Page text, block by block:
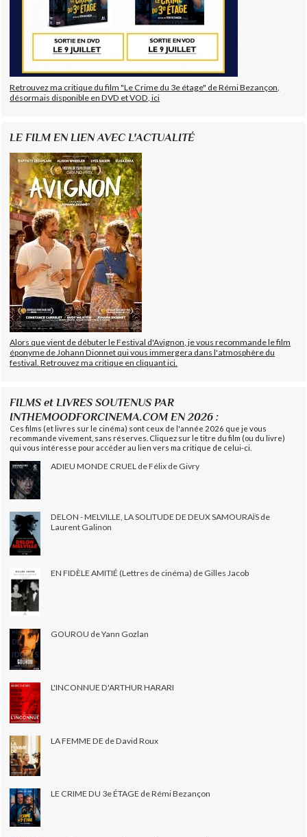
Retrouvez ma critique du film "Le Crime du 3e étage" de Rémi Bezançon,
désormais disponible en DVD et VOD, ici
LE FILM EN LIEN AVEC L'ACTUALITÉ
Alors que vient de débuter le Festival d'Avignon, je vous recommande le film
éponyme de Johann Dionnet qui vous immergera dans l'atmosphère du
festival. Retrouvez ma critique en cliquant ici.
FILMS et LIVRES SOUTENUS PAR
INTHEMOODFORCINEMA.COM EN 2026 :
Ces films (et livres sur le cinéma) sont ceux de l'année 2026 que je vous
recommande vivement, sans réserves. Cliquez sur le titre du film (ou du livre)
qui vous intéresse pour accéder au lien vers ma critique de celui-ci.
ADIEU MONDE CRUEL de Félix de Givry
DELON - MELVILLE, LA SOLITUDE DE DEUX SAMOURAÏS de
Laurent Galinon
EN FIDÈLE AMITIÉ (Lettres de cinéma) de Gilles Jacob
GOUROU de Yann Gozlan
L'INCONNUE D'ARTHUR HARARI
LA FEMME DE de David Roux
LE CRIME DU 3e ÉTAGE de Rémi Bezançon